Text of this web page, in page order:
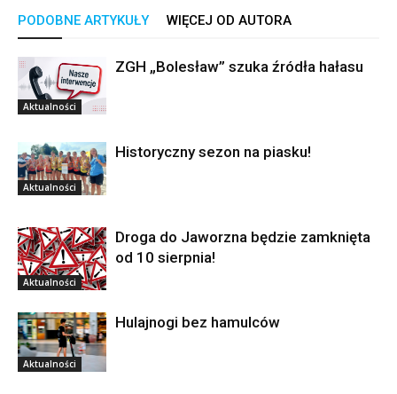
PODOBNE ARTYKUŁY WIĘCEJ OD AUTORA
Aktualności
ZGH „Bolesław” szuka źródła hałasu
Aktualności
Historyczny sezon na piasku!
Aktualności
Droga do Jaworzna będzie zamknięta
od 10 sierpnia!
Aktualności
Hulajnogi bez hamulców